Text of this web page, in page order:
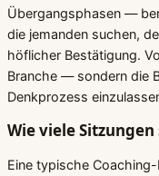
Übergangsphasen —
die jemanden suchen,
höflicher Bestätigung.
Branche — sondern die
Denkprozess
Wie viele
Eine typische